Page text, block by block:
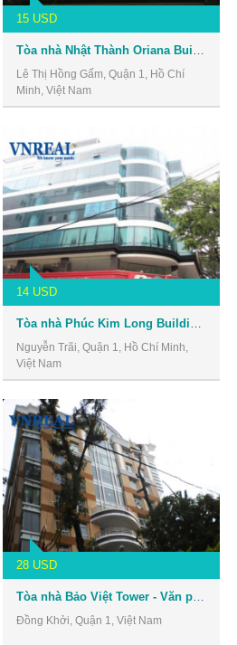
15 USD
Lê Thị Hồng Gấm, Quận 1, Hồ Chí
Minh, Việt Nam
14 USD
Nguyễn Trãi, Quận 1, Hồ Chí Minh,
Việt Nam
28 USD
Đồng Khởi, Quận 1, Việt Nam